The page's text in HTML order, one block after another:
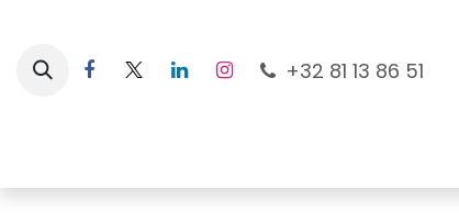
+32 81 13 86 51